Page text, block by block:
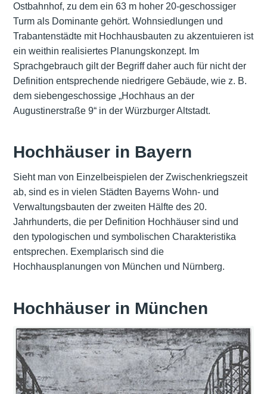
Ostbahnhof, zu dem ein 63 m hoher 20-geschossiger
Turm als Dominante gehört. Wohnsiedlungen und
Trabantenstädte mit Hochhausbauten zu akzentuieren ist
ein weithin realisiertes Planungskonzept. Im
Sprachgebrauch gilt der Begriff daher auch für nicht der
Definition entsprechende niedrigere Gebäude, wie z. B.
dem siebengeschossige „Hochhaus an der
Augustinerstraße 9“ in der Würzburger Altstadt.
Hochhäuser in Bayern
Sieht man von Einzelbeispielen der Zwischenkriegszeit
ab, sind es in vielen Städten Bayerns Wohn- und
Verwaltungsbauten der zweiten Hälfte des 20.
Jahrhunderts, die per Definition Hochhäuser sind und
den typologischen und symbolischen Charakteristika
entsprechen. Exemplarisch sind die
Hochhausplanungen von München und Nürnberg.
Hochhäuser in München